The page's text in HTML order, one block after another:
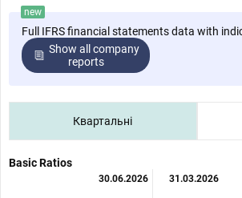
new
Full IFRS financial statements data with
Show all company
reports
Квартальні
Basic Ratios
30.06.2026 31.03.2026